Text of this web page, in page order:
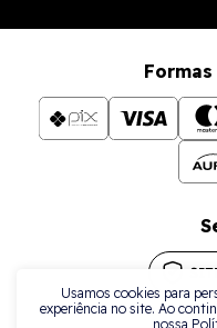
Usamos cookies para
experiência no site. Ao
nossa